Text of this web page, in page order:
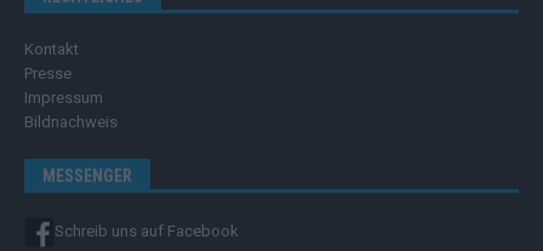
Kontakt
Presse
Impressum
Bildnachweis
MESSENGER
Schreib uns auf Facebook